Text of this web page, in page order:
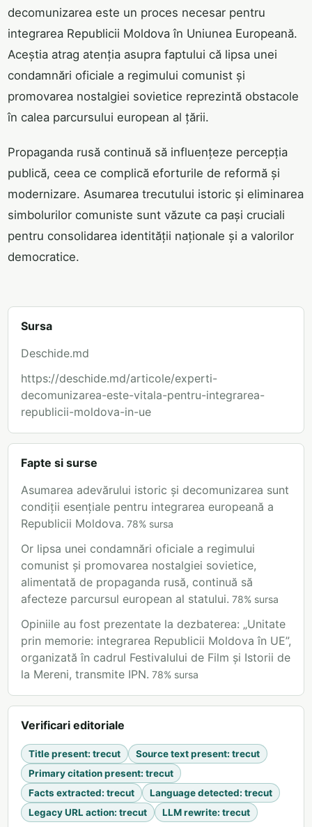
decomunizarea este un proces necesar pentru
integrarea Republicii Moldova în Uniunea Europeană.
Aceștia atrag atenția asupra faptului că lipsa unei
condamnări oficiale a regimului comunist și
promovarea nostalgiei sovietice reprezintă obstacole
în calea parcursului european al țării.
Propaganda rusă continuă să influențeze percepția
publică, ceea ce complică eforturile de reformă și
modernizare. Asumarea trecutului istoric și eliminarea
simbolurilor comuniste sunt văzute ca pași cruciali
pentru consolidarea identității naționale și a valorilor
democratice.
Sursa
Deschide.md
https://deschide.md/articole/experti-
decomunizarea-este-vitala-pentru-integrarea-
republicii-moldova-in-ue
Fapte si surse
Asumarea adevărului istoric și decomunizarea sunt
condiții esențiale pentru integrarea europeană a
Republicii Moldova. 78% sursa
Or lipsa unei condamnări oficiale a regimului
comunist și promovarea nostalgiei sovietice,
alimentată de propaganda rusă, continuă să
afecteze parcursul european al statului. 78% sursa
Opiniile au fost prezentate la dezbaterea: „Unitate
prin memorie: integrarea Republicii Moldova în UE”,
organizată în cadrul Festivalului de Film și Istorii de
la Mereni, transmite IPN. 78% sursa
Verificari editoriale
Title present: trecut Source text present: trecut
Primary citation present: trecut
Facts extracted: trecut Language detected: trecut
Legacy URL action: trecut LLM rewrite: trecut